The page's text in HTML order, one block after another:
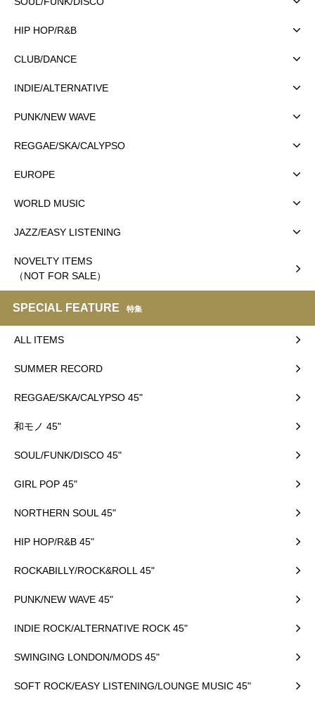
HIP HOP/R&B
CLUB/DANCE
INDIE/ALTERNATIVE
PUNK/NEW WAVE
REGGAE/SKA/CALYPSO
EUROPE
WORLD MUSIC
JAZZ/EASY LISTENING
NOVELTY ITEMS
（NOT FOR SALE）
SPECIAL FEATURE 特集
ALL ITEMS
SUMMER RECORD
REGGAE/SKA/CALYPSO 45"
和モノ 45"
SOUL/FUNK/DISCO 45"
GIRL POP 45"
NORTHERN SOUL 45"
HIP HOP/R&B 45"
ROCKABILLY/ROCK&ROLL 45"
PUNK/NEW WAVE 45"
INDIE ROCK/ALTERNATIVE ROCK 45"
SWINGING LONDON/MODS 45"
SOFT ROCK/EASY LISTENING/LOUNGE MUSIC 45"